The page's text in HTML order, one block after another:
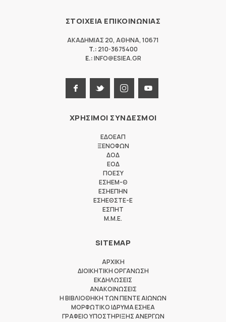
ΣΤΟΙΧΕΙΑ ΕΠΙΚΟΙΝΩΝΙΑΣ
ΑΚΑΔΗΜΙΑΣ 20, ΑΘΗΝΑ, 10671
T.: 210-3675400
E.:INFO@ESIEA.GR
ΧΡΗΣΙΜΟΙ ΣΥΝΔΕΣΜΟΙ
ΕΔΟΕΑΠ
ΞΕΝΟΦΩΝ
ΔΟΔ
ΕΟΔ
ΠΟΕΣΥ
ΕΣΗΕΜ-Θ
ΕΣΗΕΠΗΝ
ΕΣΗΕΘΣΤΕ-Ε
ΕΣΠΗΤ
M.M.E.
SITEMAP
ΑΡΧΙΚΗ
ΔΙΟΙΚΗΤΙΚΗ ΟΡΓΑΝΩΣΗ
ΕΚΔΗΛΩΣΕΙΣ
ΑΝΑΚΟΙΝΩΣΕΙΣ
Η ΒΙΒΛΙΟΘΗΚΗ ΤΩΝ ΠΕΝΤΕ ΑΙΩΝΩΝ
ΜΟΡΦΩΤΙΚΟ ΙΔΡΥΜΑ ΕΣΗΕΑ
ΓΡΑΦΕΙΟ ΥΠΟΣΤΗΡΙΞΗΣ ΑΝΕΡΓΩΝ